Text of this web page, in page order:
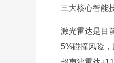
三大核心智能
激光雷达是目
5%碰撞风险